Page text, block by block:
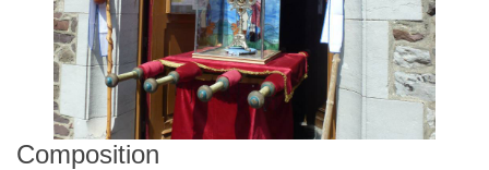
Composition